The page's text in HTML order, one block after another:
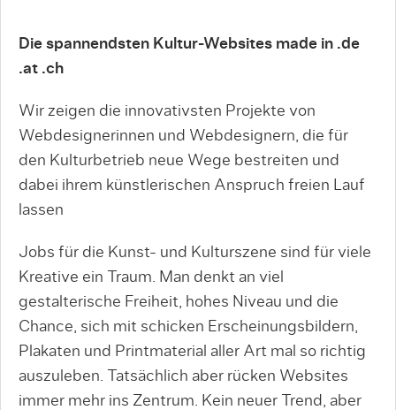
Die spannendsten Kultur-Websites made in .de
.at .ch
Wir zeigen die innovativsten Projekte von
Webdesignerinnen und Webdesignern, die für
den Kulturbetrieb neue Wege bestreiten und
dabei ihrem künstlerischen Anspruch freien Lauf
lassen
Jobs für die Kunst- und Kulturszene sind für viele
Kreative ein Traum. Man denkt an viel
gestalterische Freiheit, hohes Niveau und die
Chance, sich mit schicken Erscheinungsbildern,
Plakaten und Printmaterial aller Art mal so richtig
auszuleben. Tatsächlich aber rücken Websites
immer mehr ins Zentrum. Kein neuer Trend, aber